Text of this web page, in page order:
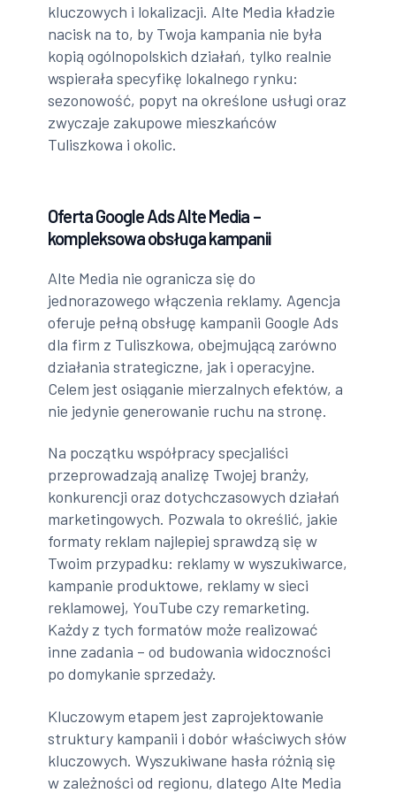
kluczowych i lokalizacji. Alte Media kładzie
nacisk na to, by Twoja kampania nie była
kopią ogólnopolskich działań, tylko realnie
wspierała specyfikę lokalnego rynku:
sezonowość, popyt na określone usługi oraz
zwyczaje zakupowe mieszkańców
Tuliszkowa i okolic.
Oferta Google Ads Alte Media –
kompleksowa obsługa kampanii
Alte Media nie ogranicza się do
jednorazowego włączenia reklamy. Agencja
oferuje pełną obsługę kampanii Google Ads
dla firm z Tuliszkowa, obejmującą zarówno
działania strategiczne, jak i operacyjne.
Celem jest osiąganie mierzalnych efektów, a
nie jedynie generowanie ruchu na stronę.
Na początku współpracy specjaliści
przeprowadzają analizę Twojej branży,
konkurencji oraz dotychczasowych działań
marketingowych. Pozwala to określić, jakie
formaty reklam najlepiej sprawdzą się w
Twoim przypadku: reklamy w wyszukiwarce,
kampanie produktowe, reklamy w sieci
reklamowej, YouTube czy remarketing.
Każdy z tych formatów może realizować
inne zadania – od budowania widoczności
po domykanie sprzedaży.
Kluczowym etapem jest zaprojektowanie
struktury kampanii i dobór właściwych słów
kluczowych. Wyszukiwane hasła różnią się
w zależności od regionu, dlatego Alte Media